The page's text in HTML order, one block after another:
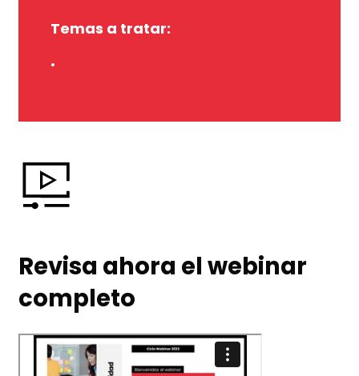
Temas a tratar:
•
Revisa ahora el webinar
completo